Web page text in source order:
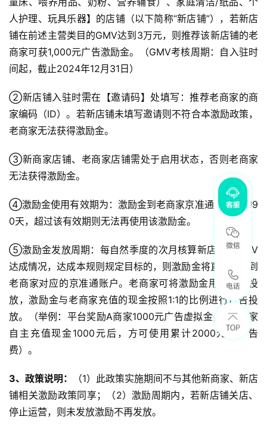
人护理、玩具乐器】的店铺（以下简称“新店铺”），若新店
铺在前述主营类目的GMV达到3万元，则推荐该新店铺的老
商家可获1,000元广告激励金。（GMV考核周期：自入驻时
间起，截止2024年12月31日）
②新店铺入驻时需在【邀请码】处填写：推荐老商家的商
家编码（ID）。若新店铺未填写邀请则不符合本激励政策，
老商家无法获得激励金。
③新商家店铺、老商家店铺需处于启用状态，否则老商家
无法获得激励金。
④激励金使用有效期为：激励金到老商家京准通账户后的9
0天，超过该有效期则无法再使用该激励金。
⑤激励金发放周期：每自然季度的次月核算新店铺的GMV
达成情况，达成本规则规定目标的，则激励金将直接充值到
老商家对应的京准通账户。老商家可将激励金用于广告投
放，激励金与老商家充值的现金按照1:1的比例进行广告投
放。（举例：平台奖励A商家1000元广告虚拟金，则A商家
自主充值现金1000元后，方可使用累计2000元的广告
费）。
3、政策说明：
（1）此政策实施期间不与其他新商家、新店
铺相关激励政策同享；（2）激励周期内，若新店铺关店、
停止运营，则未发放激励不再发放。